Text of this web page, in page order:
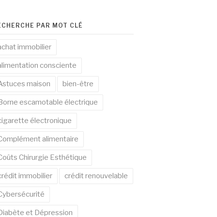
PAR MOT CLÉ
immobilier
consciente
maison bien-être
escamotable électrique
électronique
alimentaire
Chirurgie Esthétique
immobilier crédit renouvelable
et Dépression